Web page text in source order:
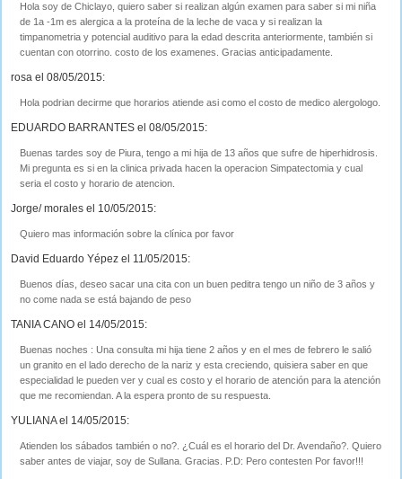
Hola soy de Chiclayo, quiero saber si realizan algún examen para saber si mi niña
de 1a -1m es alergica a la proteína de la leche de vaca y si realizan la
timpanometria y potencial auditivo para la edad descrita anteriormente, también si
cuentan con otorrino. costo de los examenes. Gracias anticipadamente.
rosa el 08/05/2015:
Hola podrian decirme que horarios atiende asi como el costo de medico alergologo.
EDUARDO BARRANTES el 08/05/2015:
Buenas tardes soy de Piura, tengo a mi hija de 13 años que sufre de hiperhidrosis.
Mi pregunta es si en la clinica privada hacen la operacion Simpatectomia y cual
seria el costo y horario de atencion.
Jorge/ morales el 10/05/2015:
Quiero mas información sobre la clínica por favor
David Eduardo Yépez el 11/05/2015:
Buenos días, deseo sacar una cita con un buen peditra tengo un niño de 3 años y
no come nada se está bajando de peso
TANIA CANO el 14/05/2015:
Buenas noches : Una consulta mi hija tiene 2 años y en el mes de febrero le salió
un granito en el lado derecho de la nariz y esta creciendo, quisiera saber en que
especialidad le pueden ver y cual es costo y el horario de atención para la atención
que me recomiendan. A la espera pronto de su respuesta.
YULIANA el 14/05/2015:
Atienden los sábados también o no?. ¿Cuál es el horario del Dr. Avendaño?. Quiero
saber antes de viajar, soy de Sullana. Gracias. P.D: Pero contesten Por favor!!!